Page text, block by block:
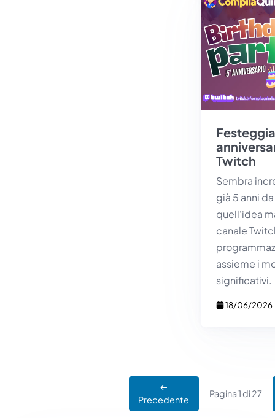
Twitch
Sembra
già 5 anni
quell'idea
canale
assieme i
significativi.
18/06/2026
←
Precedente
Pagina 1 di 27